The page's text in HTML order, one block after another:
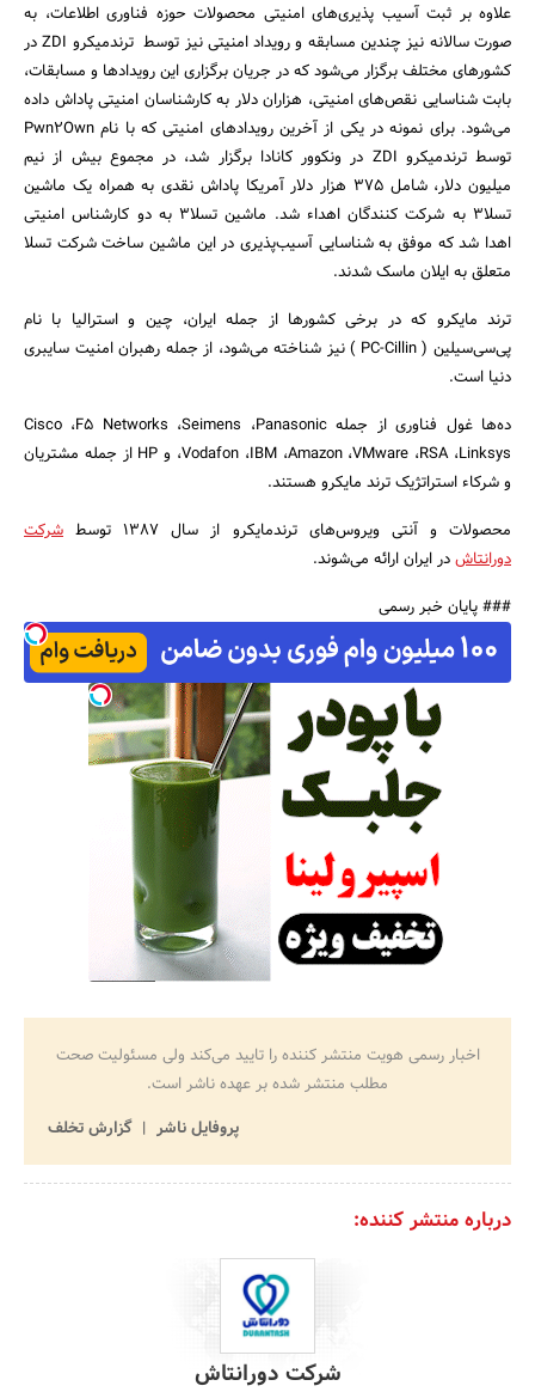
جستجو
علاوه بر ثبت آسیب پذیری‌های امنیتی محصولات حوزه فناوری اطلاعات، به
صورت سالانه نیز چندین مسابقه و رویداد امنیتی نیز توسط ترندمیکرو ZDI در
کشورهای مختلف برگزار می‌شود که در جریان برگزاری این رویدادها و مسابقات،
بابت شناسایی نقص‌های امنیتی، هزاران دلار به کارشناسان امنیتی پاداش داده
می‌شود. برای نمونه در یکی از آخرین رویدادهای امنیتی که با نام Pwn2Own
توسط ترندمیکرو ZDI در ونکوور کانادا برگزار شد، در مجموع بیش از نیم
میلیون دلار، شامل 375 هزار دلار آمریکا پاداش نقدی به همراه یک ماشین
تسلا3 به شرکت کنندگان اهداء شد. ماشین تسلا3 به دو کارشناس امنیتی
اهدا شد که موفق به شناسایی آسیب‌پذیری در این ماشین ساخت شرکت تسلا
متعلق به ایلان ماسک شدند.
ترند مایکرو که در برخی کشورها از جمله ایران، چین و استرالیا با نام
پی‌سی‌سیلین ( PC-Cillin ) نیز شناخته می‌شود، از جمله رهبران امنیت سایبری
دنیا است.
ده‌ها غول فناوری از جمله Cisco ،F5 Networks ،Seimens ،Panasonic
،Vodafon ،IBM ،Amazon ،VMware ،RSA ،Linksys و HP از جمله مشتریان
و شرکاء استراتژیک ترند مایکرو هستند.
محصولات و آنتی ویروس‌های ترندمایکرو از سال 1387 توسط
شرکت
دورانتاشدر ایران ارائه می‌شوند.
### پایان خبر رسمی
اخبار رسمی هویت منتشر کننده را تایید می‌کند ولی مسئولیت صحت
مطلب منتشر شده بر عهده ناشر است.
پروفایل ناشر
گزارش تخلف
درباره منتشر کننده:
شرکت دورانتاش